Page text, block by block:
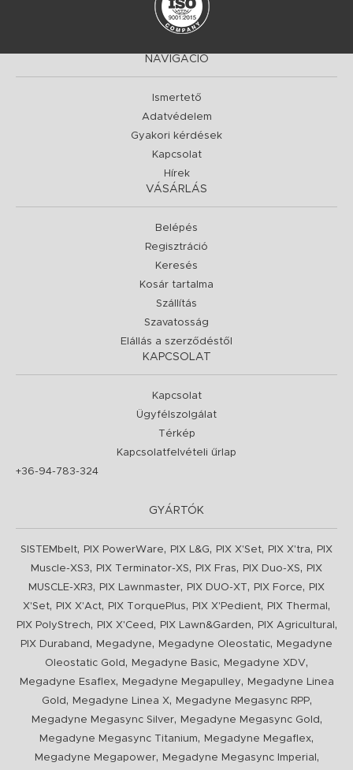
NAVIGÁCIÓ
Ismertető
Adatvédelem
Gyakori kérdések
Kapcsolat
Hírek
VÁSÁRLÁS
Belépés
Regisztráció
Keresés
Kosár tartalma
Szállítás
Szavatosság
Elállás a szerződéstől
KAPCSOLAT
Kapcsolat
Ügyfélszolgálat
Térkép
Kapcsolatfelvételi űrlap
+36-94-783-324
GYÁRTÓK
SISTEMbelt, PIX PowerWare, PIX L&G, PIX X'Set, PIX X'tra,
PIX
Muscle-XS3, PIX Terminator-XS, PIX Fras, PIX Duo-XS,
PIX
MUSCLE-XR3, PIX Lawnmaster, PIX DUO-XT , PIX Force,
PIX
X'Set, PIX X'Act, PIX TorquePlus, PIX X'Pedient, PIX Thermal ,
PIX PolyStrech, PIX X'Ceed , PIX Lawn&Garden, PIX Agricultural ,
PIX Duraband , Megadyne, Megadyne Oleostatic,
Megadyne
Oleostatic Gold , Megadyne Basic, Megadyne XDV,
Megadyne Esaflex, Megadyne Megapulley,
Megadyne Linea
Gold , Megadyne Linea X, Megadyne Megasync RPP,
Megadyne Megasync Silver, Megadyne Megasync Gold ,
Megadyne Megasync Titanium, Megadyne Megaflex,
Megadyne Megapower, Megadyne Megasync Imperial ,